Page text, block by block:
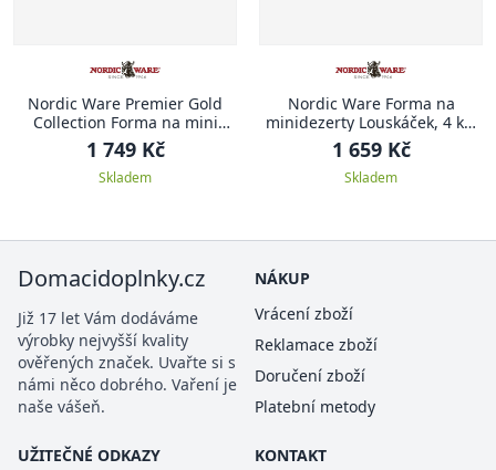
Nordic Ware Premier Gold
Collection Forma na mini
bábovky Heritage, zlatá, 950
ml
1 749 Kč
Skladem
Nordic Ware Forma na
minidezerty Louskáček, 4 ks,
stříbrná
1 659 Kč
Skladem
Domacidoplnky.cz
Již 17 let Vám dodáváme
výrobky nejvyšší kvality
ověřených značek. Uvařte si s
námi něco dobrého. Vaření je
naše vášeň.
NÁKUP
Vrácení zboží
Reklamace zboží
Doručení zboží
Platební metody
UŽITEČNÉ ODKAZY
KONTAKT